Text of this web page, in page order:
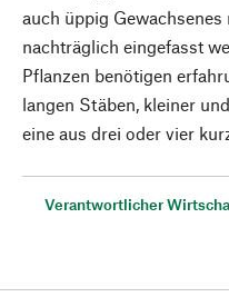
auch üppig
nachträglich eingefasst
Pflanzen benötigen
langen Stäben, kleiner
eine aus drei oder vier
Verantwortlicher